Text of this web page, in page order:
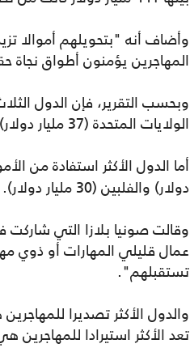
وأضاف أنه "بتحويلهم أموالا
المهاجرين يؤمنون أطواق نجاة
وبحسب التقرير، فإن الدول
الولايات المتحدة (37 مليار دولار) والسعودية (37 مليار دولار) وروسيا (33 مليار دولار).
أما الدول الأكثر استفادة من
دولار) والفلبين (30 مليار دولار).
وقالت صونيا بلازا التي شاركت
عمال قليلي المهارات أو ذوي
تستقبلهم".
والدول الأكثر تصديرا
تعد الأكثر استيرادا للمهاجرين